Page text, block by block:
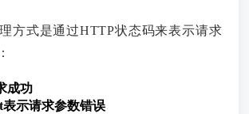
方式是通过HTTP状态码来表示请求
成功
表示请求参数错误